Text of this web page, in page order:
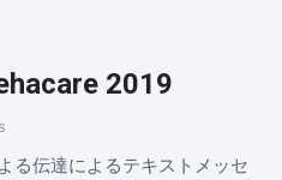
2019
る伝達によるテキストメッセ